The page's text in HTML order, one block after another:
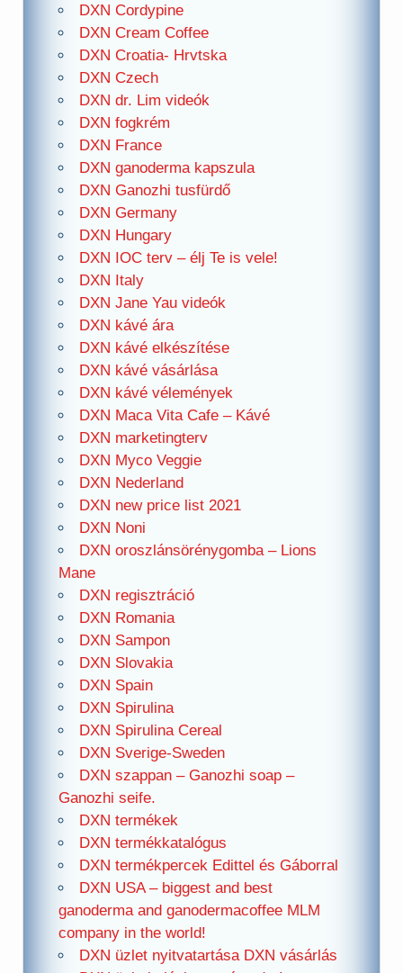
DXN Cordypine
DXN Cream Coffee
DXN Croatia- Hrvtska
DXN Czech
DXN dr. Lim videók
DXN fogkrém
DXN France
DXN ganoderma kapszula
DXN Ganozhi tusfürdő
DXN Germany
DXN Hungary
DXN IOC terv – élj Te is vele!
DXN Italy
DXN Jane Yau videók
DXN kávé ára
DXN kávé elkészítése
DXN kávé vásárlása
DXN kávé vélemények
DXN Maca Vita Cafe – Kávé
DXN marketingterv
DXN Myco Veggie
DXN Nederland
DXN new price list 2021
DXN Noni
DXN oroszlánsörénygomba – Lions
Mane
DXN regisztráció
DXN Romania
DXN Sampon
DXN Slovakia
DXN Spain
DXN Spirulina
DXN Spirulina Cereal
DXN Sverige-Sweden
DXN szappan – Ganozhi soap –
Ganozhi seife.
DXN termékek
DXN termékkatalógus
DXN termékpercek Edittel és Gáborral
DXN USA – biggest and best
ganoderma and ganodermacoffee MLM
company in the world!
DXN üzlet nyitvatartása DXN vásárlás